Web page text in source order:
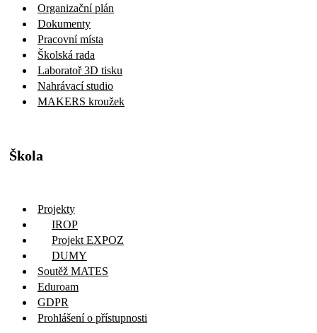
Organizační plán
Dokumenty
Pracovní místa
Školská rada
Laboratoř 3D tisku
Nahrávací studio
MAKERS kroužek
Škola
Projekty
IROP
Projekt EXPOZ
DUMY
Soutěž MATES
Eduroam
GDPR
Prohlášení o přístupnosti